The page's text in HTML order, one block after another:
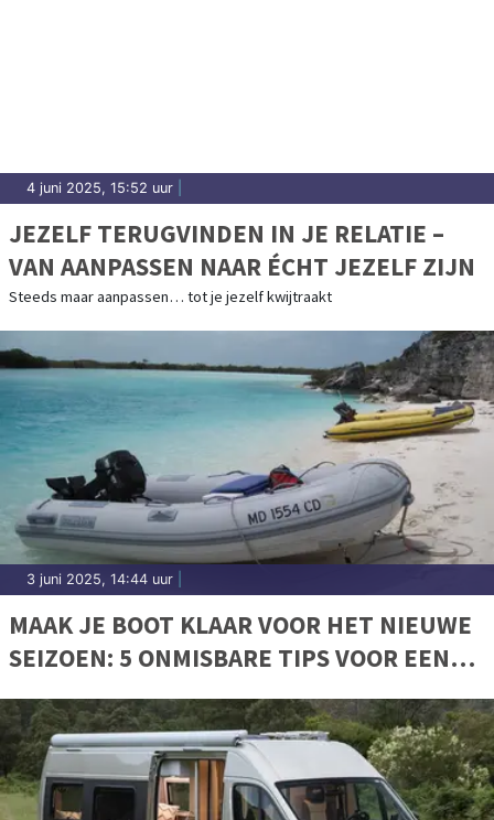
4 juni 2025, 15:52 uur
JEZELF TERUGVINDEN IN JE RELATIE –
VAN AANPASSEN NAAR ÉCHT JEZELF ZIJN
Steeds maar aanpassen… tot je jezelf kwijtraakt
3 juni 2025, 14:44 uur
MAAK JE BOOT KLAAR VOOR HET NIEUWE
SEIZOEN: 5 ONMISBARE TIPS VOOR EEN